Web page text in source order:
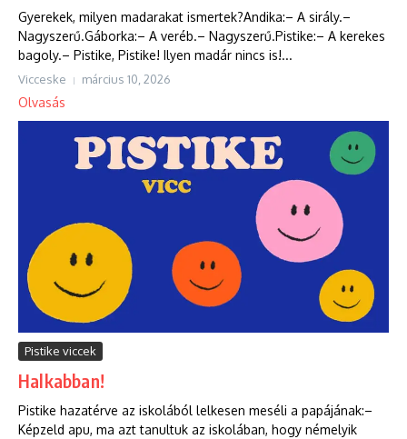
Gyerekek, milyen madarakat ismertek?Andika:– A sirály.–
Nagyszerű.Gáborka:– A veréb.– Nagyszerű.Pistike:– A kerekes
bagoly.– Pistike, Pistike! Ilyen madár nincs is!...
Vicceske március 10, 2026
Olvasás
Pistike viccek
Halkabban!
Pistike hazatérve az iskolából lelkesen meséli a papájának:–
Képzeld apu, ma azt tanultuk az iskolában, hogy némelyik